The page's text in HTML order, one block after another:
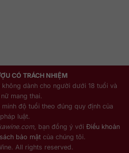
CÓ TRÁCH NHIỆM
không dành cho người dưới 18 tuổi và
mang thai.
độ tuổi theo đúng quy định của
pháp luật.
, bạn đồng ý với Điều khoản
bảo mậtcủa chúng tôi.
All rights reserved.